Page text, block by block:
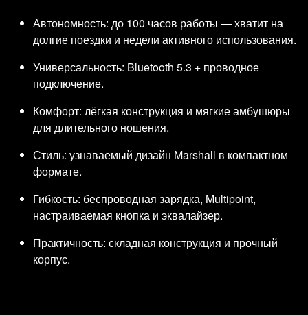
Автономность: до 100 часов работы — хватит на
долгие поездки и недели активного использования.
Универсальность: Bluetooth 5.3 + проводное
подключение.
Комфорт: лёгкая конструкция и мягкие амбушюры
для длительного ношения.
Стиль: узнаваемый дизайн Marshall в компактном
формате.
Гибкость: беспроводная зарядка, Multipoint,
настраиваемая кнопка и эквалайзер.
Практичность: складная конструкция и прочный
корпус.